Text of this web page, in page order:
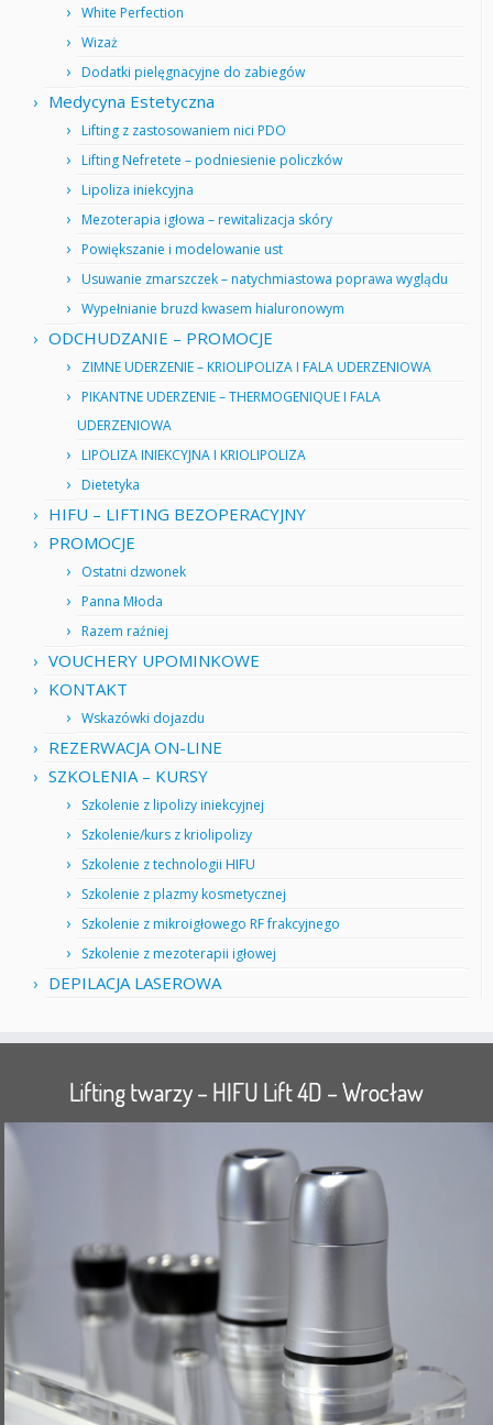
White Perfection
Wizaż
Dodatki pielęgnacyjne do zabiegów
Medycyna Estetyczna
Lifting z zastosowaniem nici PDO
Lifting Nefretete – podniesienie policzków
Lipoliza iniekcyjna
Mezoterapia igłowa – rewitalizacja skóry
Powiększanie i modelowanie ust
Usuwanie zmarszczek – natychmiastowa poprawa wyglądu
Wypełnianie bruzd kwasem hialuronowym
ODCHUDZANIE – PROMOCJE
ZIMNE UDERZENIE – KRIOLIPOLIZA I FALA UDERZENIOWA
PIKANTNE UDERZENIE – THERMOGENIQUE I FALA
UDERZENIOWA
LIPOLIZA INIEKCYJNA I KRIOLIPOLIZA
Dietetyka
HIFU – LIFTING BEZOPERACYJNY
PROMOCJE
Ostatni dzwonek
Panna Młoda
Razem raźniej
VOUCHERY UPOMINKOWE
KONTAKT
Wskazówki dojazdu
REZERWACJA ON-LINE
SZKOLENIA – KURSY
Szkolenie z lipolizy iniekcyjnej
Szkolenie/kurs z kriolipolizy
Szkolenie z technologii HIFU
Szkolenie z plazmy kosmetycznej
Szkolenie z mikroigłowego RF frakcyjnego
Szkolenie z mezoterapii igłowej
DEPILACJA LASEROWA
Lifting twarzy – HIFU Lift 4D – Wrocław